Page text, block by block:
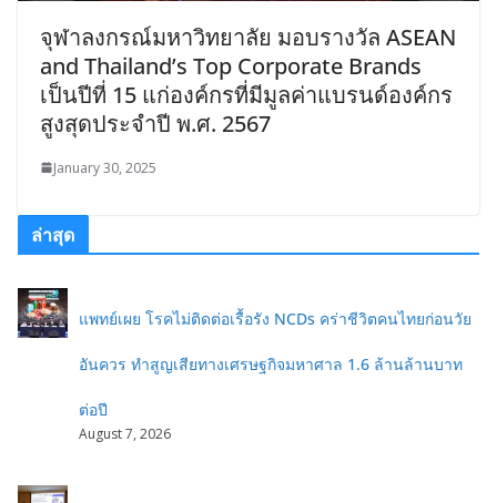
จุฬาลงกรณ์มหาวิทยาลัย มอบรางวัล ASEAN
and Thailand’s Top Corporate Brands
เป็นปีที่ 15 แก่องค์กรที่มีมูลค่าแบรนด์องค์กร
สูงสุดประจำปี พ.ศ. 2567
January 30, 2025
ล่าสุด
แพทย์เผย โรคไม่ติดต่อเรื้อรัง NCDs คร่าชีวิตคนไทยก่อนวัย
อันควร ทำสูญเสียทางเศรษฐกิจมหาศาล 1.6 ล้านล้านบาท
ต่อปี
August 7, 2026